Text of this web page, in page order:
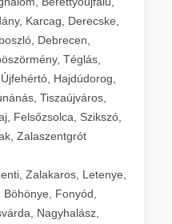
Karcag, Derecske,
Debrecen,
Téglás,
Hajdúdorog,
Tiszaújváros,
Felsőzsolca, Szikszó,
Zalaszentgrót
Zalakaros, Letenye,
Fonyód,
Nagyhalász,